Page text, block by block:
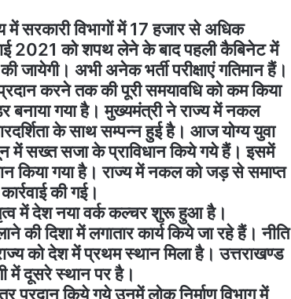
में सरकारी विभागों में 17 हजार से अधिक
2021 को शपथ लेने के बाद पहली कैबिनेट में
जायेगी। अभी अनेक भर्ती परीक्षाएं गतिमान हैं।
करने तक की पूरी समयावधि को कम किया
बनाया गया है। मुख्यमंत्री ने राज्य में नकल
के साथ सम्पन्न हुई है। आज योग्य युवा
में सख्त सजा के प्राविधान किये गये हैं। इसमें
किया गया है। राज्य में नकल को जड़ से समाप्त
की गई।
में देश नया वर्क कल्चर शुरू हुआ है।
की दिशा में लगातार कार्य किये जा रहे हैं। नीति
को देश में प्रथम स्थान मिला है। उत्तराखण्ड
में दूसरे स्थान पर है।
किये गये उनमें लोक निर्माण विभाग में